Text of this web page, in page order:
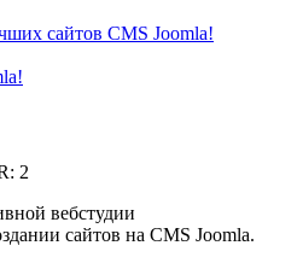
сайтов CMS Joomla!
2
вебстудии
сайтов на CMS Joomla.